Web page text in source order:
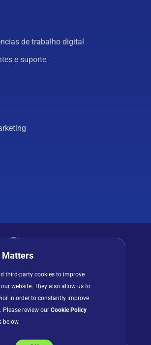
de trabalho digital
e suporte
Cookies
de licença
Matters
third-party cookies to improve
website. They also allow us to
in order to constantly improve
Please review our Cookie Policy
below.